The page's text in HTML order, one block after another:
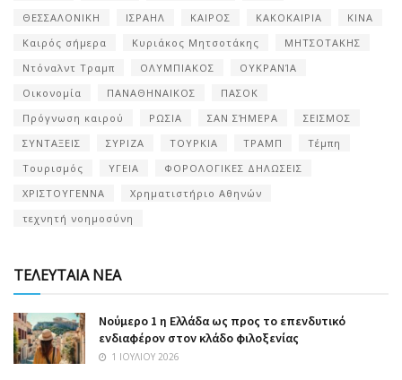
ΘΕΣΣΑΛΟΝΙΚΗ
ΙΣΡΑΗΛ ΚΑΙΡΟΣ ΚΑΚΟΚΑΙΡΙΑ
ΚΙΝΑ
Καιρός σήμερα
Κυριάκος Μητσοτάκης
ΜΗΤΣΟΤΑΚΗΣ
Ντόναλντ Τραμπ
ΟΛΥΜΠΙΑΚΟΣ
ΟΥΚΡΑΝΊΑ
Οικονομία
ΠΑΝΑΘΗΝΑΙΚΟΣ
ΠΑΣΟΚ
Πρόγνωση καιρού
ΡΩΣΙΑ ΣΑΝ ΣΉΜΕΡΑ
ΣΕΙΣΜΟΣ
ΣΥΝΤΑΞΕΙΣ
ΣΥΡΙΖΑ ΤΟΥΡΚΙΑ ΤΡΑΜΠ
Τέμπη
Τουρισμός
ΥΓΕΙΑ
ΦΟΡΟΛΟΓΙΚΕΣ ΔΗΛΩΣΕΙΣ
ΧΡΙΣΤΟΥΓΕΝΝΑ
Χρηματιστήριο Αθηνών
τεχνητή νοημοσύνη
ΤΕΛΕΥΤΑΙΑ ΝΕΑ
Nούμερο 1 η Ελλάδα ως προς το επενδυτικό
ενδιαφέρον στον κλάδο φιλοξενίας
1 ΙΟΥΛΊΟΥ 2026